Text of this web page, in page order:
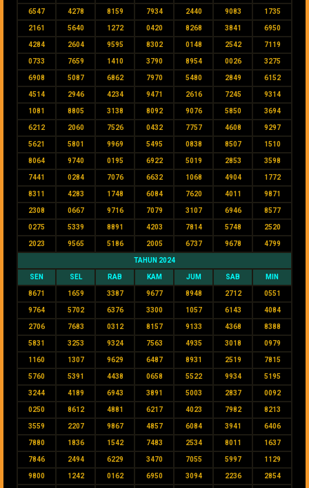
6547 4278 8159 7934 2440 9083 1735
2161 5640 1272 0420 8268 3841 6950
4284 2604 9595 8302 0148 2542 7119
0733 7659 1410 3790 8954 0026 3275
6908 5087 6862 7970 5480 2849 6152
4514 2946 4234 9471 2616 7245 9314
1081 8805 3138 8092 9076 5850 3694
6212 2060 7526 0432 7757 4608 9297
5621 5801 9969 5495 0838 8507 1510
8064 9740 0195 6922 5019 2853 3598
7441 0284 7076 6632 1068 4904 1772
8311 4283 1748 6084 7620 4011 9871
2308 0667 9716 7079 3107 6946 8577
0275 5339 8891 4203 7814 5748 2520
2023 9565 5186 2005 6737 9678 4799
TAHUN 2024
SEN SEL RAB KAM JUM SAB MIN
8671 1659 3387 9677 8948 2712 0551
9764 5702 6376 3300 1057 6143 4084
2706 7683 0312 8157 9133 4368 8388
5831 3253 9324 7563 4935 3018 0979
1160 1307 9629 6487 8931 2519 7815
5760 5391 4438 0658 5522 9934 5195
3244 4189 6943 3891 5003 2837 0092
0250 8612 4881 6217 4023 7982 8213
3559 2207 9867 4857 6084 3941 6406
7880 1836 1542 7483 2534 8011 1637
7846 2494 6229 3470 7055 5997 1129
9800 1242 0162 6950 3094 2236 2854